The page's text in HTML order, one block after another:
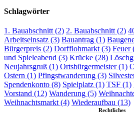
Schlagwörter
1. Bauabschnitt (2) 2. Bauabschnitt (2)
Arbeitseinsatz (3) Bauantrag (1)
Bürgerpreis (2) Dorfflohmarkt (3) Feuer
und Spieleabend (3) Krücke (28)
Neujahrsgruß (1) Ortsbürgermeister(1)
Ostern (1) Pfingstwanderung (3)
Spendenkonto (8) Spielplatz (1) TSF (1)
Vorstand (12) Wanderung (5)
Weihnachtsmarkt (4) Wiederaufbau (13)
Rechtliches